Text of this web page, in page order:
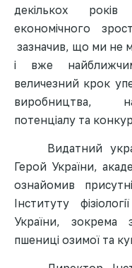
декількох
економічного
зазначив, що ми не
і вже
величезний крок
виробництва,
потенціалу та
Видатний
Герой України,
ознайомив
Інституту
України, зокрема
пшениці озимої та